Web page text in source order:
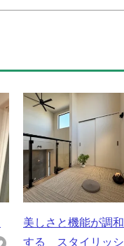
美しさと機能が調和
する スタイリッシ